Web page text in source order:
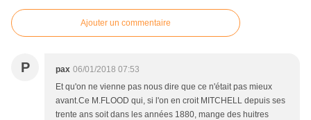
Ajouter un commentaire
P pax 06/01/2018 07:53
Et qu'on ne vienne pas nous dire que ce n'était pas mieux
avant.Ce M.FLOOD qui, si l'on en croit MITCHELL depuis ses
trente ans soit dans les années 1880, mange des huitres